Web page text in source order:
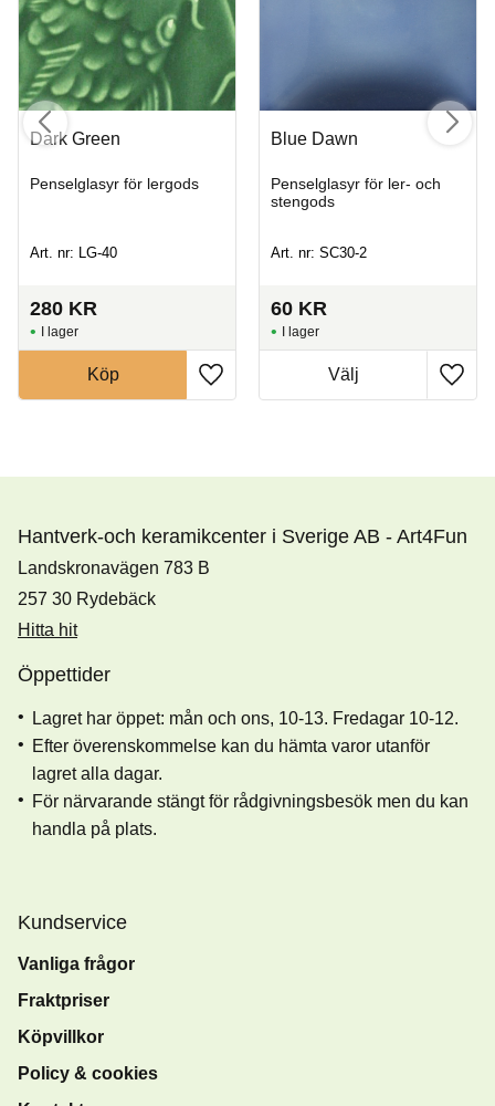
Dark Green
Penselglasyr för lergods
Art. nr: LG-40
280 KR
I lager
Köp
Blue Dawn
Penselglasyr för ler- och
stengods
Art. nr: SC30-2
60 KR
I lager
Hantverk-och keramikcenter i Sverige AB - Art4Fun
Landskronavägen 783 B
257 30 Rydebäck
Hitta hit
Öppettider
Lagret har öppet: mån och ons, 10-13. Fredagar 10-12.
Efter överenskommelse kan du hämta varor utanför
lagret alla dagar.
För närvarande stängt för rådgivningsbesök men du kan
handla på plats.
Kundservice
Vanliga frågor
Fraktpriser
Köpvillkor
Policy & cookies